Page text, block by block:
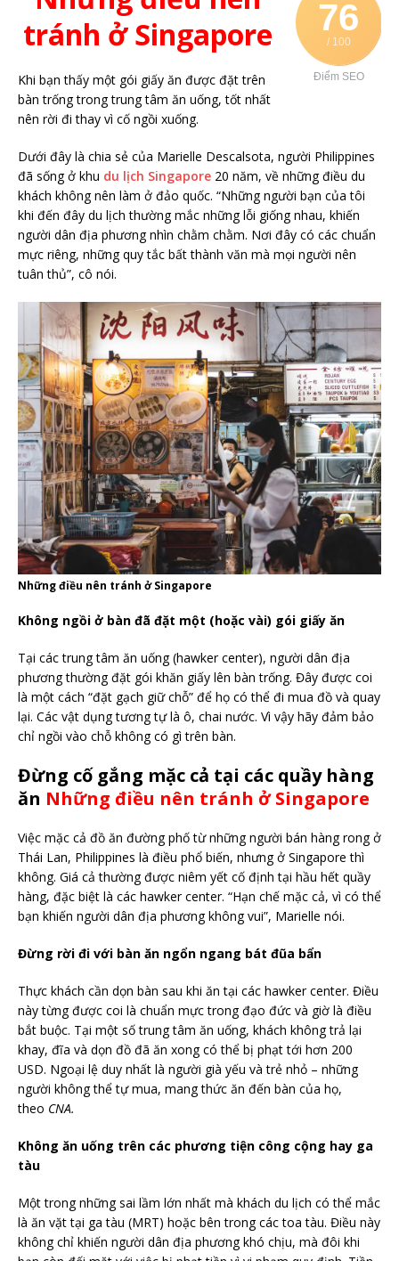
76
/ 100
Điểm SEO
tránh ở Singapore
Khi bạn thấy một gói giấy ăn được đặt trên
bàn trống trong trung tâm ăn uống, tốt nhất
nên rời đi thay vì cố ngồi xuống.
Dưới đây là chia sẻ của Marielle Descalsota, người Philippines
đã sống ở khu du lịch Singapore 20 năm, về những điều du
khách không nên làm ở đảo quốc. “Những người bạn của tôi
khi đến đây du lịch thường mắc những lỗi giống nhau, khiến
người dân địa phương nhìn chằm chằm. Nơi đây có các chuẩn
mực riêng, những quy tắc bất thành văn mà mọi người nên
tuân thủ”, cô nói.
Những điều nên tránh ở Singapore
Không ngồi ở bàn đã đặt một (hoặc vài) gói giấy ăn
Tại các trung tâm ăn uống (hawker center), người dân địa
phương thường đặt gói khăn giấy lên bàn trống. Đây được coi
là một cách “đặt gạch giữ chỗ” để họ có thể đi mua đồ và quay
lại. Các vật dụng tương tự là ô, chai nước. Vì vậy hãy đảm bảo
chỉ ngồi vào chỗ không có gì trên bàn.
Đừng cố gắng mặc cả tại các quầy hàng
ăn Những điều nên tránh ở Singapore
Việc mặc cả đồ ăn đường phố từ những người bán hàng rong ở
Thái Lan, Philippines là điều phổ biến, nhưng ở Singapore thì
không. Giá cả thường được niêm yết cố định tại hầu hết quầy
hàng, đặc biệt là các hawker center. “Hạn chế mặc cả, vì có thể
bạn khiến người dân địa phương không vui”, Marielle nói.
Đừng rời đi với bàn ăn ngổn ngang bát đũa bẩn
Thực khách cần dọn bàn sau khi ăn tại các hawker center. Điều
này từng được coi là chuẩn mực trong đạo đức và giờ là điều
bắt buộc. Tại một số trung tâm ăn uống, khách không trả lại
khay, đĩa và dọn đồ đã ăn xong có thể bị phạt tới hơn 200
USD. Ngoại lệ duy nhất là người già yếu và trẻ nhỏ – những
người không thể tự mua, mang thức ăn đến bàn của họ,
theo CNA.
Không ăn uống trên các phương tiện công cộng hay ga
tàu
Một trong những sai lầm lớn nhất mà khách du lịch có thể mắc
là ăn vặt tại ga tàu (MRT) hoặc bên trong các toa tàu. Điều này
không chỉ khiến người dân địa phương khó chịu, mà đôi khi